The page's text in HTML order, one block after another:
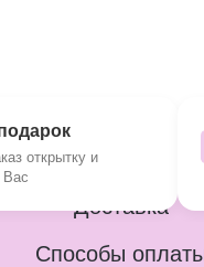
открытку и
Вас
Доставка
Способы